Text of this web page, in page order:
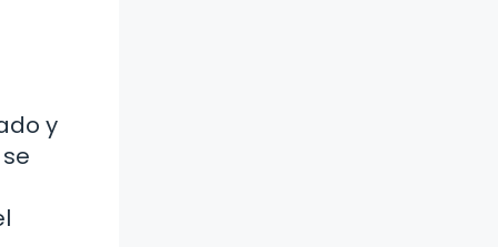
y